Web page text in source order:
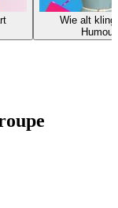
Wie alt kling
Humour